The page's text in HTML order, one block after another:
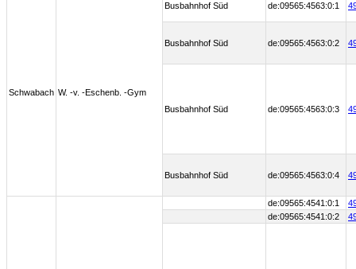
Schwabach W. -v. -Eschenb. -Gym
Busbahnhof Süd de:09565:4563:0:1
Busbahnhof Süd de:09565:4563:0:2
Busbahnhof Süd de:09565:4563:0:3
Busbahnhof Süd de:09565:4563:0:4
de:09565:4541:0:1
de:09565:4541:0:2